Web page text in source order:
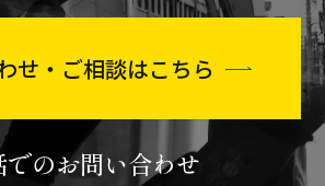
せ・ご相談はこちら
でのお問い合わせ